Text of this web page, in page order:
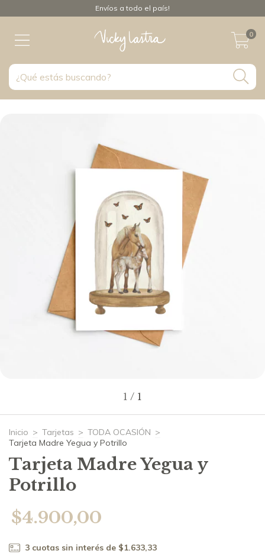
Envíos a todo el país!
0
1 / 1
Inicio > Tarjetas > TODA OCASIÓN >
Tarjeta Madre Yegua y Potrillo
Tarjeta Madre Yegua y
Potrillo
$4.900,00
3 cuotas sin interés de $1.633,33